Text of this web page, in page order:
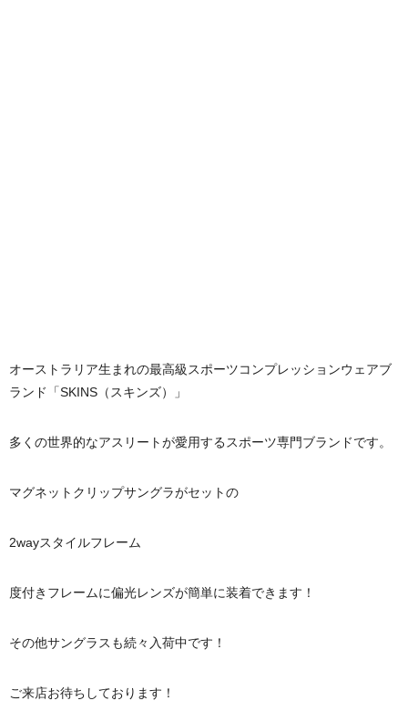
オーストラリア生まれの最高級スポーツコンプレッションウェアブ
ランド「SKINS（スキンズ）」
多くの世界的なアスリートが愛用するスポーツ専門ブランドです。
マグネットクリップサングラがセットの
2wayスタイルフレーム
度付きフレームに偏光レンズが簡単に装着できます！
その他サングラスも続々入荷中です！
ご来店お待ちしております！